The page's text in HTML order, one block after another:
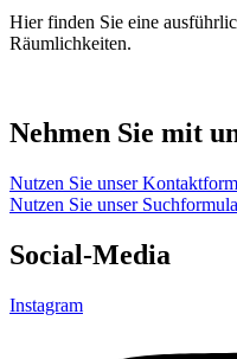
Hier finden Sie eine
Räumlichkeiten.
Nehmen Sie mit
Nutzen Sie unser
Nutzen Sie unser
Social-Media
Instagram